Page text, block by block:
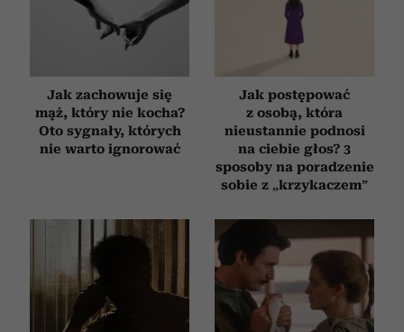
Jak zachowuje się
mąż, który nie kocha?
Oto sygnały, których
nie warto ignorować
Jak postępować
z osobą, która
nieustannie podnosi
na ciebie głos? 3
sposoby na poradzenie
sobie z „krzykaczem”